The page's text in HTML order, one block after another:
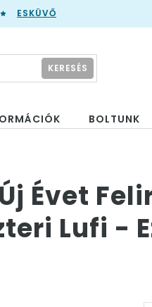
ESKÜVŐ
KERESÉS
BOLTUNK
Évet
Lufi -